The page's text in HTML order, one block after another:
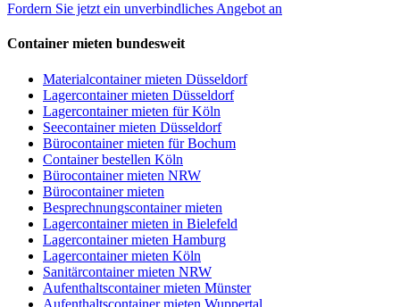
Fordern Sie jetzt ein unverbindliches Angebot an
Container mieten bundesweit
Materialcontainer mieten Düsseldorf
Lagercontainer mieten Düsseldorf
Lagercontainer mieten für Köln
Seecontainer mieten Düsseldorf
Bürocontainer mieten für Bochum
Container bestellen Köln
Bürocontainer mieten NRW
Bürocontainer mieten
Besprechnungscontainer mieten
Lagercontainer mieten in Bielefeld
Lagercontainer mieten Hamburg
Lagercontainer mieten Köln
Sanitärcontainer mieten NRW
Aufenthaltscontainer mieten Münster
Aufenthaltscontainer mieten Wuppertal